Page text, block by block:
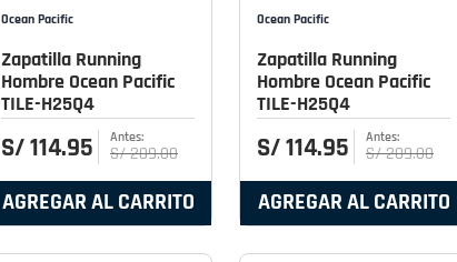
Ocean Pacific
Zapatilla Running
Hombre Ocean Pacific
TILE-H25Q4
S/114.95 S/209.00
AGREGAR AL CARRITO
Ocean Pacific
Zapatilla Running
Hombre Ocean Pacific
TILE-H25Q4
S/114.95 S/209.00
AGREGAR AL CARRITO